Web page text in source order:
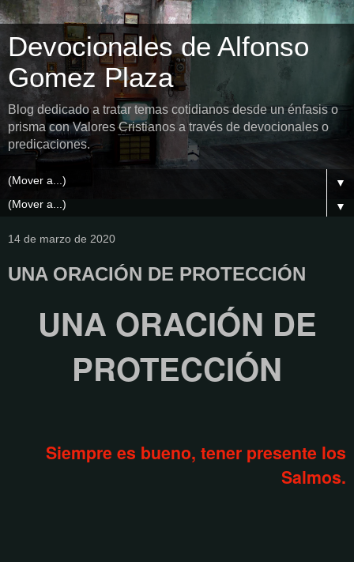
Devocionales de Alfonso
Gomez Plaza
Blog dedicado a tratar temas cotidianos desde un énfasis o
prisma con Valores Cristianos a través de devocionales o
predicaciones.
▼
▼
14 de marzo de 2020
UNA ORACIÓN DE PROTECCIÓN
UNA ORACIÓN DE
PROTECCIÓN
Siempre es bueno, tener presente los
Salmos.